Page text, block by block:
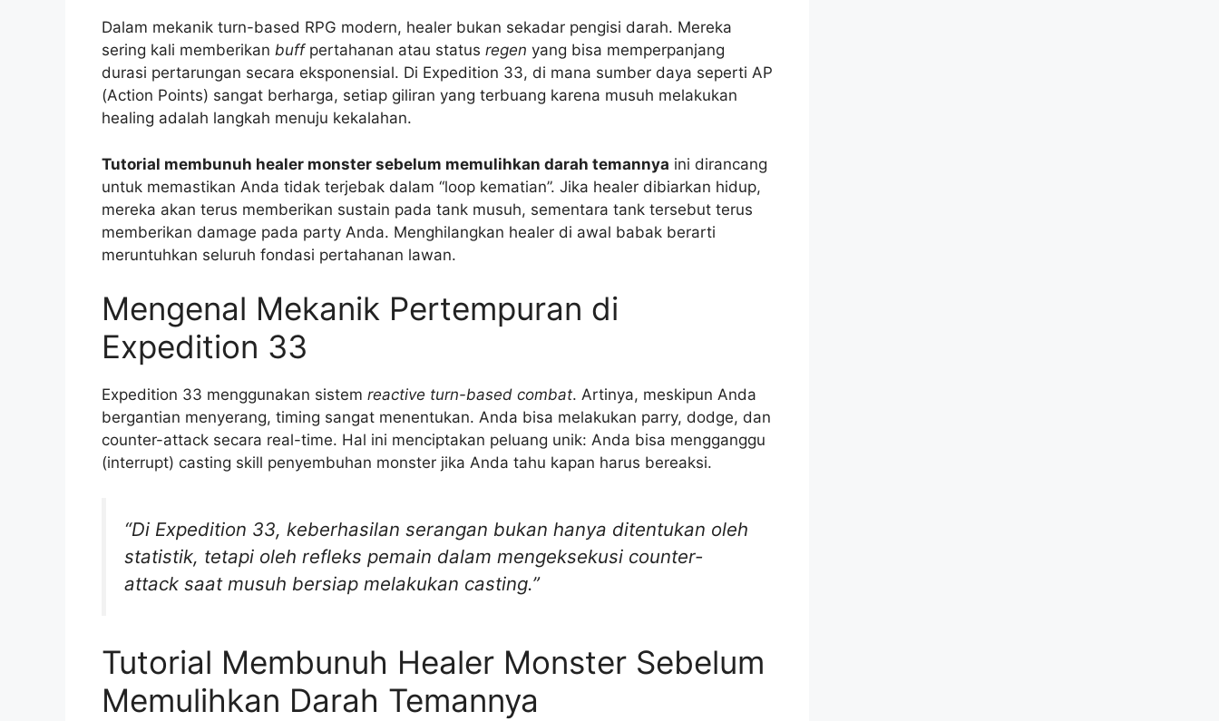
Dalam mekanik turn-based RPG modern, healer bukan sekadar pengisi darah. Mereka
sering kali memberikan buffpertahanan atau status regen yang bisa memperpanjang
durasi pertarungan secara eksponensial. Di Expedition 33, di mana sumber daya seperti AP
(Action Points) sangat berharga, setiap giliran yang terbuang karena musuh melakukan
healing adalah langkah menuju kekalahan.
Tutorial membunuh healer monster sebelum memulihkan darah temannya ini dirancang
untuk memastikan Anda tidak terjebak dalam “loop kematian”. Jika healer dibiarkan hidup,
mereka akan terus memberikan sustain pada tank musuh, sementara tank tersebut terus
memberikan damage pada party Anda. Menghilangkan healer di awal babak berarti
meruntuhkan seluruh fondasi pertahanan lawan.
Mengenal Mekanik Pertempuran di
Expedition 33
Expedition 33 menggunakan sistem reactive turn-based combat. Artinya, meskipun Anda
bergantian menyerang, timing sangat menentukan. Anda bisa melakukan parry, dodge, dan
counter-attack secara real-time. Hal ini menciptakan peluang unik: Anda bisa mengganggu
(interrupt) casting skill penyembuhan monster jika Anda tahu kapan harus bereaksi.
“Di Expedition 33, keberhasilan serangan bukan hanya ditentukan oleh
statistik, tetapi oleh refleks pemain dalam mengeksekusi counter-
attack saat musuh bersiap melakukan casting.”
Tutorial Membunuh Healer Monster Sebelum
Memulihkan Darah Temannya